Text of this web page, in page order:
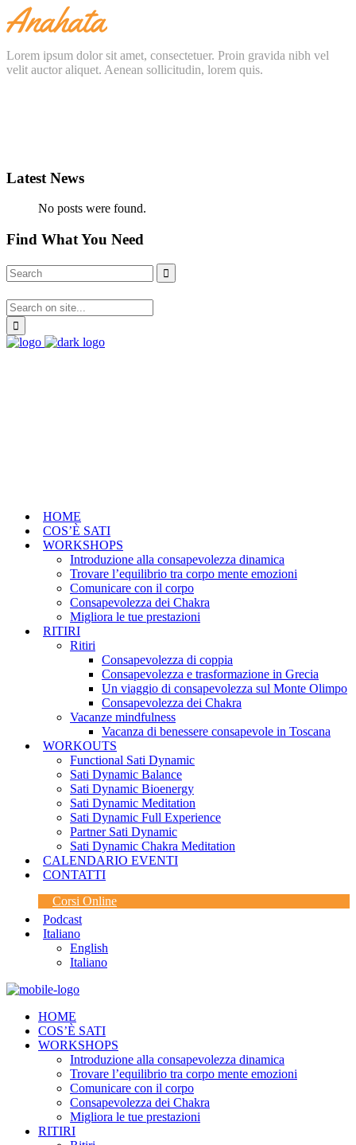
Lorem ipsum dolor sit amet, consectetuer. Proin gravida nibh vel
velit auctor aliquet. Aenean sollicitudin, lorem quis.
Latest News
No posts were found.
Find What You Need
HOME
COS’È SATI
WORKSHOPS
Introduzione alla consapevolezza dinamica
Trovare l’equilibrio tra corpo mente emozioni
Comunicare con il corpo
Consapevolezza dei Chakra
Migliora le tue prestazioni
RITIRI
Ritiri
Consapevolezza di coppia
Consapevolezza e trasformazione in Grecia
Un viaggio di consapevolezza sul Monte Olimpo
Consapevolezza dei Chakra
Vacanze mindfulness
Vacanza di benessere consapevole in Toscana
WORKOUTS
Functional Sati Dynamic
Sati Dynamic Balance
Sati Dynamic Bioenergy
Sati Dynamic Meditation
Sati Dynamic Full Experience
Partner Sati Dynamic
Sati Dynamic Chakra Meditation
CALENDARIO EVENTI
CONTATTI
Corsi Online
Podcast
Italiano
English
Italiano
HOME
COS’È SATI
WORKSHOPS
Introduzione alla consapevolezza dinamica
Trovare l’equilibrio tra corpo mente emozioni
Comunicare con il corpo
Consapevolezza dei Chakra
Migliora le tue prestazioni
RITIRI